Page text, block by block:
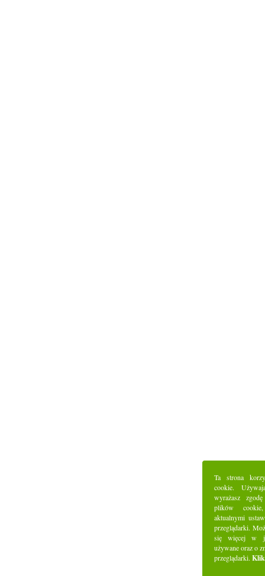
Ta strona
cookie.
wyrażasz
plików
aktualnymi
przeglądarki.
się więcej w
używane oraz o
przeglądarki.